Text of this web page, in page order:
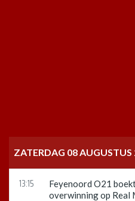
ZATERDAG 08 AUGUSTUS
13:15
Feyenoord O21
overwinning op Real